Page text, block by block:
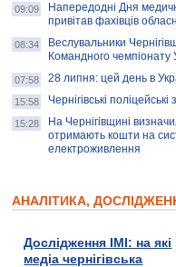
09:09
Напередодні Дня
привітав фахівців
08:34
Веслувальники
Командного чемпіонату
07:58 28 липня: цей день в
15:58 Чернігівські
15:28
На Чернігівщині
отримають кошти на
електроживлення
АНАЛІТИКА,
Дослідження ІМІ: на які
медіа чернігівська